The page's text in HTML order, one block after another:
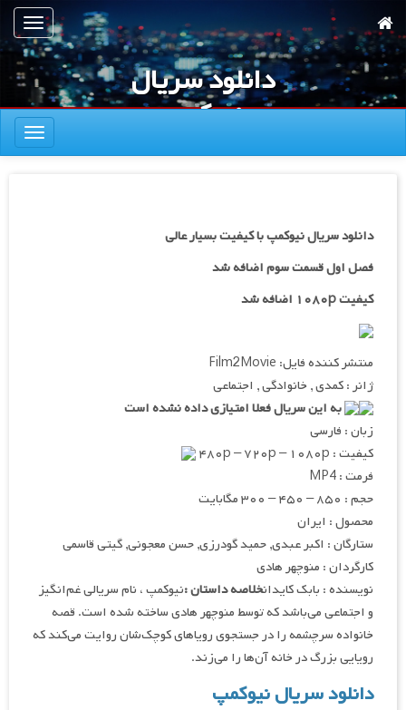
به
محتوای
اصلی
ناوبری
دانلود سریال
نیوکمپ
ناوبری
دانلود سریال نیوکمپ با کیفیت بسیار عالی
فصل اول قسمت سوم اضافه شد
کیفیت ۱۰۸۰p اضافه شد
منتشر کننده فایل: Film2Movie
ژانر : کمدی , خانوادگی , اجتماعی
به این سریال فعلا امتیازی داده نشده است
زبان : فارسی
کیفیت : ۴۸۰p – ۷۲۰p – ۱۰۸۰p
فرمت : MP4
حجم : ۸۵۰ – ۴۵۰ – ۳۰۰ مگابایت
محصول : ایران
ستارگان : اکبر عبدی, حمید گودرزی, حسن معجونی, گیتی قاسمی
کارگردان : منوچهر هادی
نویسنده : بابک کایدانخلاصه داستان :نیوکمپ ، نام سریالی غم‌انگیز
و اجتماعی می‌باشد که توسط منوچهر هادی ساخته شده است. قصه
خانواده سرچشمه را در جستجوی رویاهای کوچک‌شان روایت می‌کند که
رویایی بزرگ در خانه آن‌ها را می‌زند.
دانلود سریال نیوکمپ